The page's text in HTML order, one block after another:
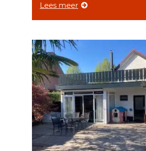
Lees meer